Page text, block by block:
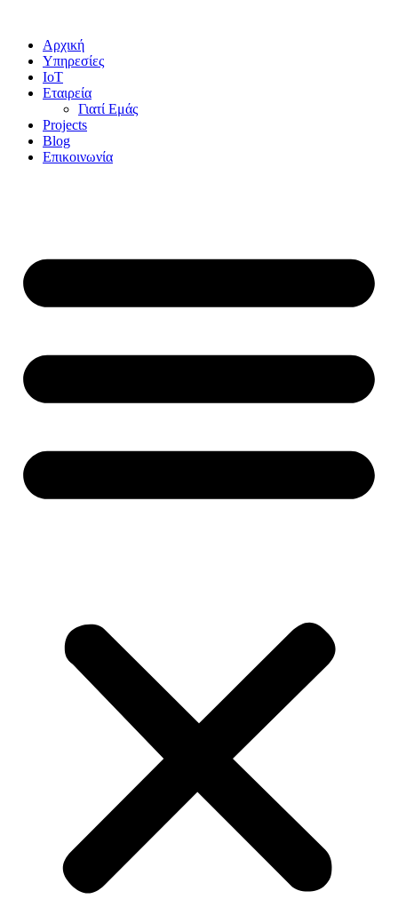
Αρχική
Υπηρεσίες
IoT
Εταιρεία
Γιατί Εμάς
Projects
Blog
Επικοινωνία